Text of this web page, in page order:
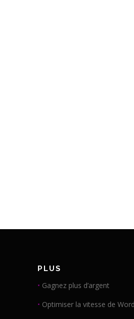
PLUS
• Gagnez plus d’argent
• Optimiser la vitesse de